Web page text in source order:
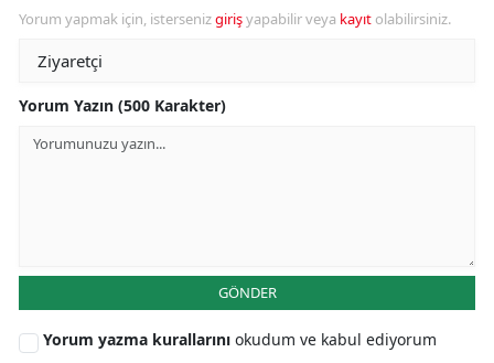
Yorum yapmak için, istersenizgirişyapabilir veya kayıt olabilirsiniz.
Yorum Yazın (500 Karakter)
GÖNDER
Yorum yazma kurallarını okudum ve kabul ediyorum